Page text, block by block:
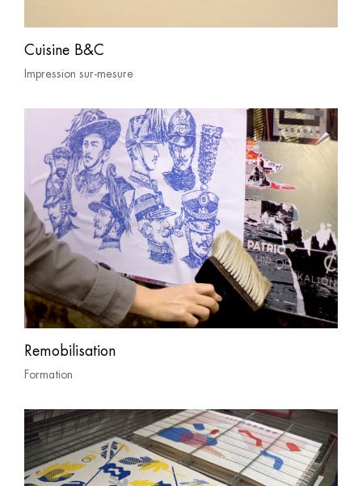
Cuisine B&C
Impression sur-mesure
Remobilisation
Formation